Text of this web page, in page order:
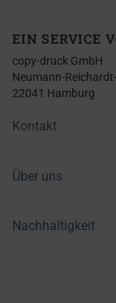
EIN SERVICE
copy-druck GmbH
Neumann-
22041 Hamburg
Kontakt
Über uns
Nachhaltigkeit